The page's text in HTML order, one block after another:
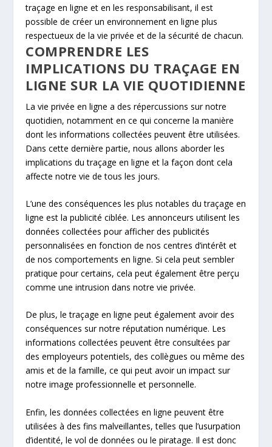
traçage en ligne et en les responsabilisant, il est
possible de créer un environnement en ligne plus
respectueux de la vie privée et de la sécurité de chacun.
COMPRENDRE LES
IMPLICATIONS DU TRAÇAGE EN
LIGNE SUR LA VIE QUOTIDIENNE
La vie privée en ligne a des répercussions sur notre
quotidien, notamment en ce qui concerne la manière
dont les informations collectées peuvent être utilisées.
Dans cette dernière partie, nous allons aborder les
implications du traçage en ligne et la façon dont cela
affecte notre vie de tous les jours.
L’une des conséquences les plus notables du traçage en
ligne est la publicité ciblée. Les annonceurs utilisent les
données collectées pour afficher des publicités
personnalisées en fonction de nos centres d’intérêt et
de nos comportements en ligne. Si cela peut sembler
pratique pour certains, cela peut également être perçu
comme une intrusion dans notre vie privée.
De plus, le traçage en ligne peut également avoir des
conséquences sur notre réputation numérique. Les
informations collectées peuvent être consultées par
des employeurs potentiels, des collègues ou même des
amis et de la famille, ce qui peut avoir un impact sur
notre image professionnelle et personnelle.
Enfin, les données collectées en ligne peuvent être
utilisées à des fins malveillantes, telles que l’usurpation
d’identité, le vol de données ou le piratage. Il est donc